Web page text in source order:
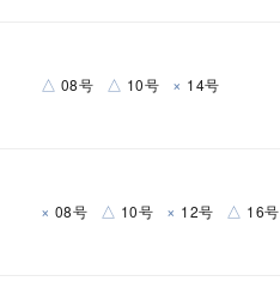
△ 08号 △ 10号 × 14号
× 08号 △ 10号 × 12号 △ 16号